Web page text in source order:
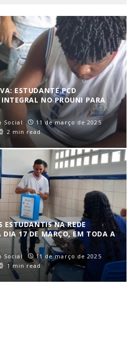
ESTUDANTE PCD
NO PROUNI PARA
Social
11 de março de 2025
2 min read
ESTUDANTIS NA REDE
DIA 17 DE MARÇO, EM TODA A
Social
11 de março de 2025
1 min read